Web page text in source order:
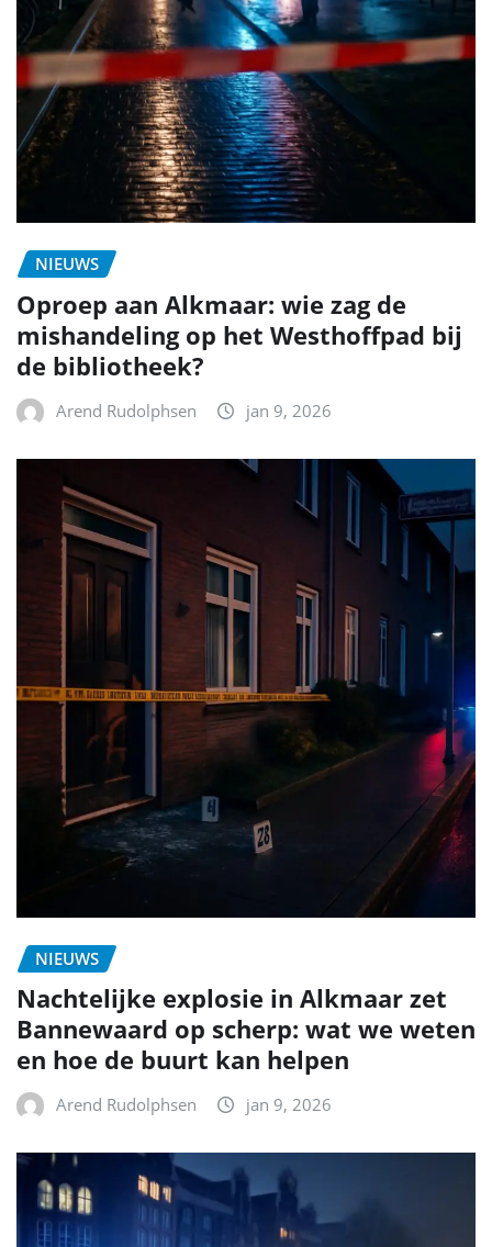
NIEUWS
Oproep aan Alkmaar: wie zag de
mishandeling op het Westhoffpad bij
de bibliotheek?
Arend Rudolphsen jan 9, 2026
NIEUWS
Nachtelijke explosie in Alkmaar zet
Bannewaard op scherp: wat we weten
en hoe de buurt kan helpen
Arend Rudolphsen jan 9, 2026